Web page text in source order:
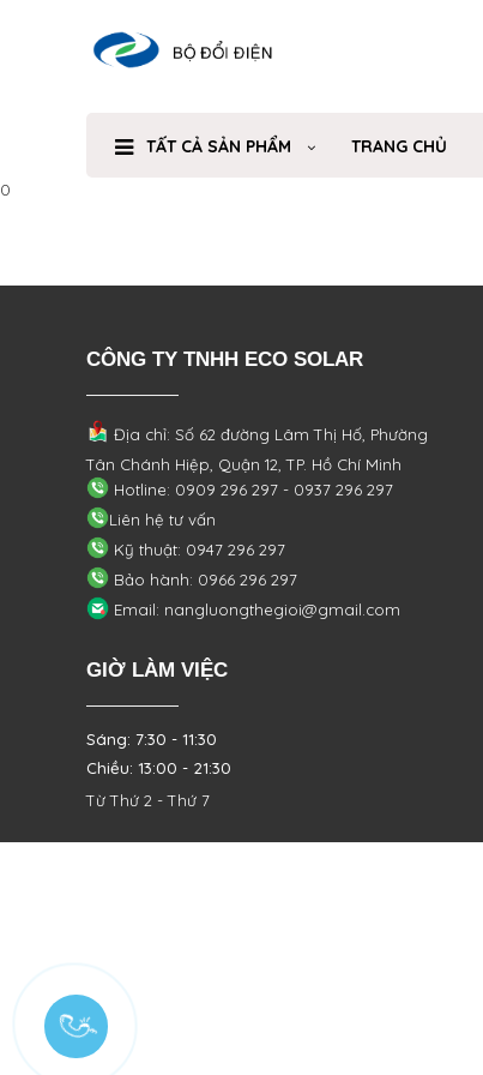
TẤT CẢ SẢN PHẨM TRANG CHỦ
0
CÔNG TY TNHH ECO SOLAR
Địa chỉ: Số 62 đường Lâm Thị Hố, Phường
Tân Chánh Hiệp, Quận 12, TP. Hồ Chí Minh
Hotline: 0909 296 297 - 0937 296 297
Liên hệ tư vấn
Kỹ thuật: 0947 296 297
Bảo hành: 0966 296 297
Email: nangluongthegioi@gmail.com
GIỜ LÀM VIỆC
Sáng: 7:30 - 11:30
Chiều: 13:00 - 21:30
Từ Thứ 2 - Thứ 7